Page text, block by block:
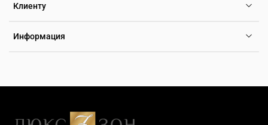
Клиенту
Информация